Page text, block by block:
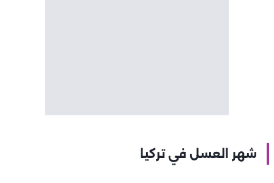
شهر العسل في تركيا